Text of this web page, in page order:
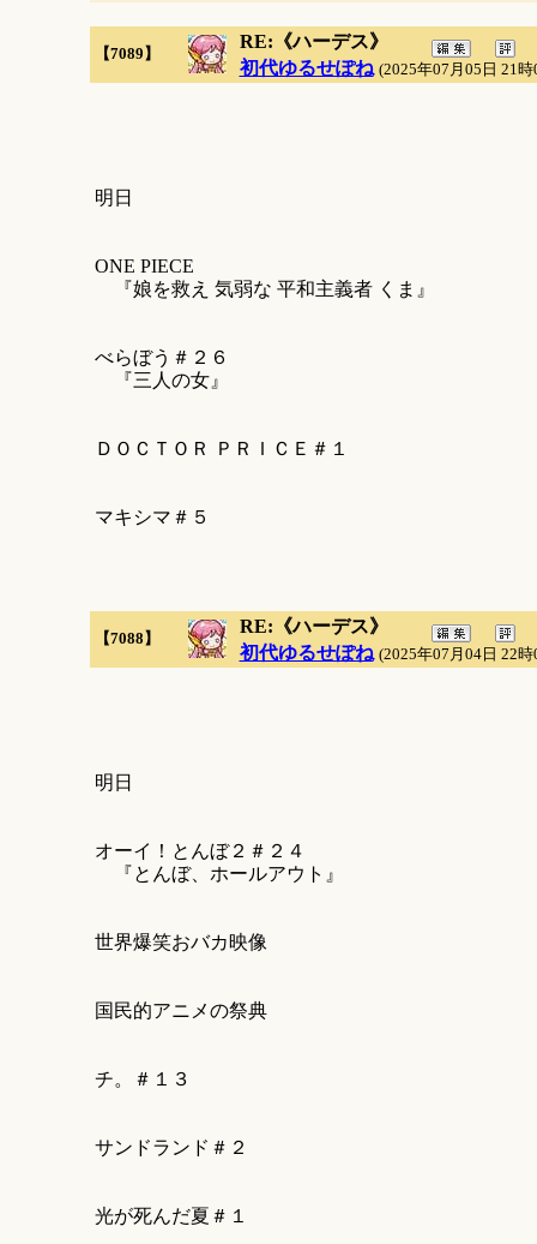
【7089】
RE:《ハーデス》
初代ゆるせぽね (2025年07月05日 21時
明日
ONE PIECE
『娘を救え 気弱な 平和主義者 くま』
べらぼう＃２６
『三人の女』
ＤＯＣＴＯＲ ＰＲＩＣＥ＃１
マキシマ＃５
【7088】
RE:《ハーデス》
初代ゆるせぽね (2025年07月04日 22時
明日
オーイ！とんぼ２＃２４
『とんぼ、ホールアウト』
世界爆笑おバカ映像
国民的アニメの祭典
チ。＃１３
サンドランド＃２
光が死んだ夏＃１